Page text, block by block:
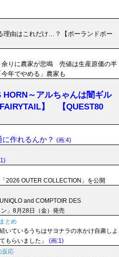
理由はこれだけ…？【ポーランドボー
余りに農家が悲鳴 売値は生産原価の半
年でやめる」農家も
HORN～アルちゃんは闇ギル
FAIRYTAIL】 【QUEST80
作れるんか？ (画:4)
2026 OUTER COLLECTION」を公開
and COMPTOIR DES
」8月28日（金）発売
とめ
いているうちはサヨナラの水かけ自粛しよ
もらいました」
(画:1)
反応